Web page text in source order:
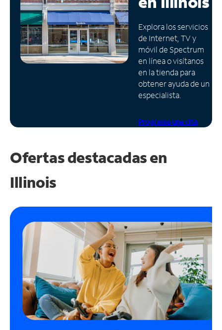
Administrar
cuenta
Encuentra
una
tienda
Explora los servicios
de Internet, TV y
móvil de Spectrum
en línea o visítanos
en la tienda para
obtener ayuda de un
especialista.
Programa una cita
Ofertas destacadas en
Illinois